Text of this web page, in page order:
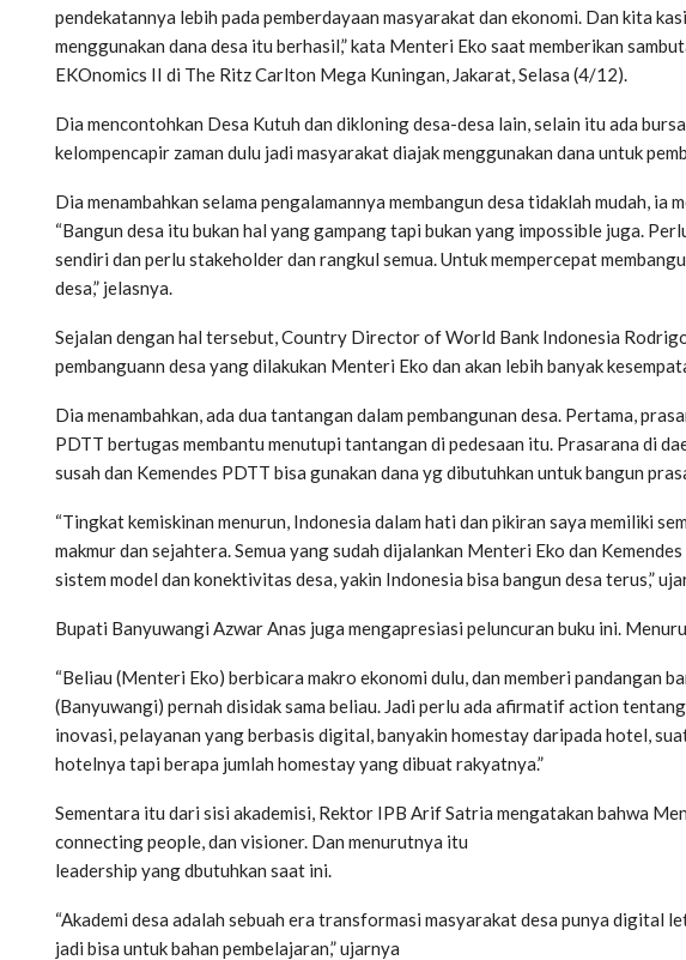
pendekatannya lebih pada pemberdayaan masyarakat dan ekonomi. Dan kita
menggunakan dana desa itu berhasil,” kata Menteri Eko saat memberikan
EKOnomics II di The Ritz Carlton Mega Kuningan, Jakarat, Selasa (4/12).
Dia mencontohkan Desa Kutuh dan dikloning desa-desa lain, selain itu ada
kelompencapir zaman dulu jadi masyarakat diajak menggunakan dana untuk
Dia menambahkan selama pengalamannya membangun desa tidaklah mudah,
“Bangun desa itu bukan hal yang gampang tapi bukan yang impossible juga.
sendiri dan perlu stakeholder dan rangkul semua. Untuk mempercepat
desa,” jelasnya.
Sejalan dengan hal tersebut, Country Director of World Bank Indonesia
pembanguann desa yang dilakukan Menteri Eko dan akan lebih banyak
Dia menambahkan, ada dua tantangan dalam pembangunan desa. Pertama,
PDTT bertugas membantu menutupi tantangan di pedesaan itu. Prasarana di
susah dan Kemendes PDTT bisa gunakan dana yg dibutuhkan untuk bangun
“Tingkat kemiskinan menurun, Indonesia dalam hati dan pikiran saya memiliki
makmur dan sejahtera. Semua yang sudah dijalankan Menteri Eko dan
sistem model dan konektivitas desa, yakin Indonesia bisa bangun desa terus,”
Bupati Banyuwangi Azwar Anas juga mengapresiasi peluncuran buku ini.
“Beliau (Menteri Eko) berbicara makro ekonomi dulu, dan memberi pandangan
(Banyuwangi) pernah disidak sama beliau. Jadi perlu ada afirmatif action
inovasi, pelayanan yang berbasis digital, banyakin homestay daripada hotel,
hotelnya tapi berapa jumlah homestay yang dibuat rakyatnya.”
Sementara itu dari sisi akademisi, Rektor IPB Arif Satria mengatakan bahwa
connecting people, dan visioner. Dan menurutnya itu
leadership yang dbutuhkan saat ini.
“Akademi desa adalah sebuah era transformasi masyarakat desa punya digital
jadi bisa untuk bahan pembelajaran,” ujarnya